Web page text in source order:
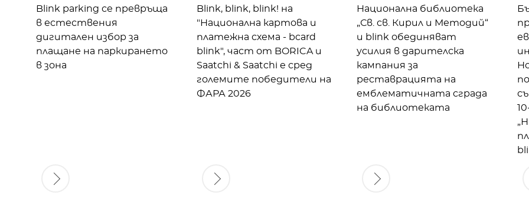
Blink parking се превръща
в естествения
дигитален избор за
плащане на паркирането
в зона
Blink, blink, blink! на
"Национална картова и
платежна схема - bcard
blink", част от BORICA и
Saatchi & Saatchi е сред
големите победители на
ФАРА 2026
Национална библиотека
„Св. св. Кирил и Методий“
и blink обединяват
усилия в дарителска
кампания за
реставрацията на
емблематичната сграда
на библиотеката